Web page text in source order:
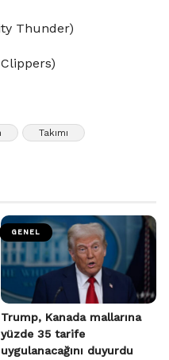
Thunder)
Takımı
GENEL
Trump, Kanada mallarına
yüzde 35 tarife
uygulanacağını duyurdu